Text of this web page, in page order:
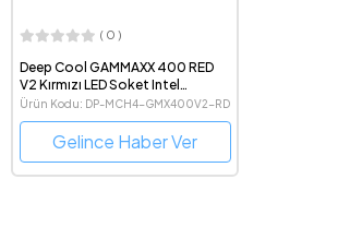
( 0 )
Deep Cool GAMMAXX 400 RED
V2 Kırmızı LED Soket Intel
LGA1700 ve AMD AM5 Destekli
Kule Tipi İşlemci Soğutucu
Ürün Kodu: DP-MCH4-GMX400V2-RD
Gelince Haber Ver